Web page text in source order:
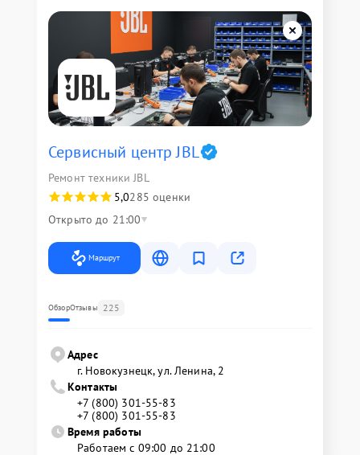
Сервисный центр JBL
Ремонт техники JBL
5,0285 оценки
Открыто до 21:00
Маршрут
ОбзорОтзывы 225
Адрес
г. Новокузнецк, ул. Ленина, 2
Контакты
+7 (800) 301-55-83
+7 (800) 301-55-83
Время работы
Работаем с 09:00 до 21:00